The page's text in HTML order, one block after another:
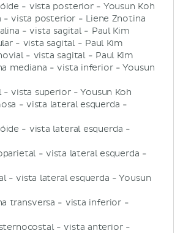
- vista posterior - Yousun Koh
- vista posterior - Liene Znotina
- vista sagital - Paul Kim
- vista sagital - Paul Kim
- vista sagital - Paul Kim
mediana - vista inferior - Yousun
- vista superior - Yousun Koh
- vista lateral esquerda -
- vista lateral esquerda -
- vista lateral esquerda -
- vista lateral esquerda - Yousun
transversa - vista inferior -
- vista anterior -